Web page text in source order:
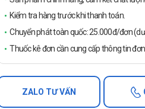
Kiểm tra hàng trước khi thanh toán.
Chuyển phát toàn quốc: 25.000đ/đơn
Thuốc kê đơn cần cung cấp thông tin
ZALO TƯ VẤN